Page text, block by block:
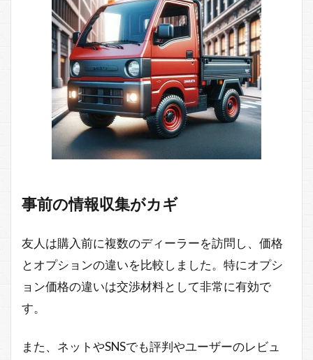
事前の情報収集がカギ
友人は購入前に複数のディーラーを訪問し、価格
とオプションの違いを比較しました。特にオプシ
ョン価格の違いは交渉材料として非常に有効で
す。
また、ネットやSNSでも評判やユーザーのレビュ